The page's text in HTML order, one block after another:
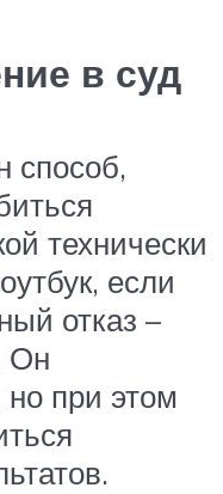
в суд
способ,
технически
если
отказ –
Он
при этом